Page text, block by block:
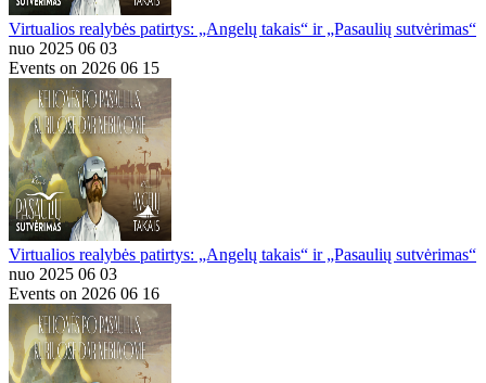
Virtualios realybės patirtys: „Angelų takais“ ir „Pasaulių sutvėrimas“
nuo 2025 06 03
Events on 2026 06 15
Virtualios realybės patirtys: „Angelų takais“ ir „Pasaulių sutvėrimas“
nuo 2025 06 03
Events on 2026 06 16